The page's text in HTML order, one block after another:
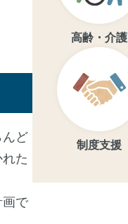
ど
た
で
高齢・介護
制度支援